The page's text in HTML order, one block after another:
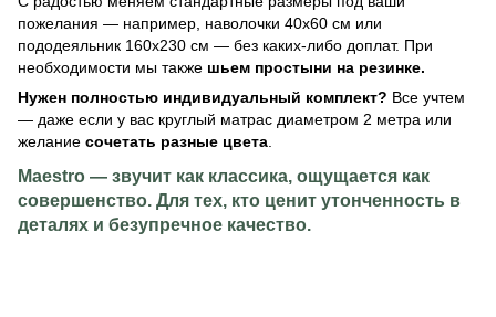
пожелания — например, наволочки 40х60 см или
пододеяльник 160х230 см — без каких-либо доплат. При
необходимости мы также шьем простыни на резинке.
Нужен полностью индивидуальный комплект? Все учтем
— даже если у вас круглый матрас диаметром 2 метра или
желание сочетать разные цвета
Maestro — звучит как классика, ощущается как
совершенство. Для тех, кто ценит утонченность в
деталях и безупречное качество.